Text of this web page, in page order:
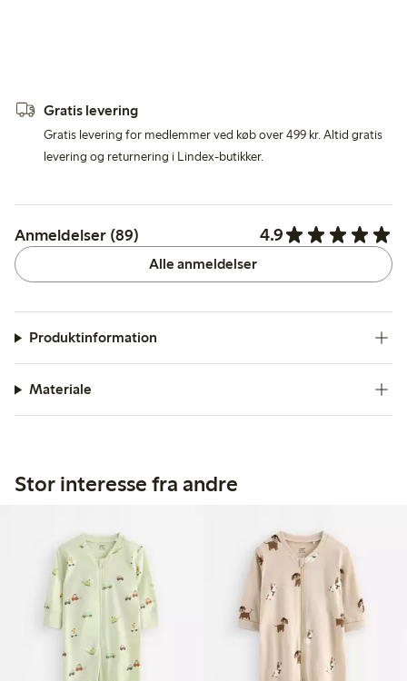
Gratis levering
Gratis levering for medlemmer ved køb over 499 kr. Altid gratis
levering og returnering i Lindex-butikker.
Anmeldelser (89) 4.9
Alle anmeldelser
Produktinformation
Materiale
Stor interesse fra andre